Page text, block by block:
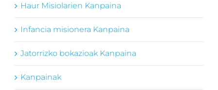
Haur Misiolarien Kanpaina
Infancia misionera Kanpaina
Jatorrizko bokazioak Kanpaina
Kanpainak